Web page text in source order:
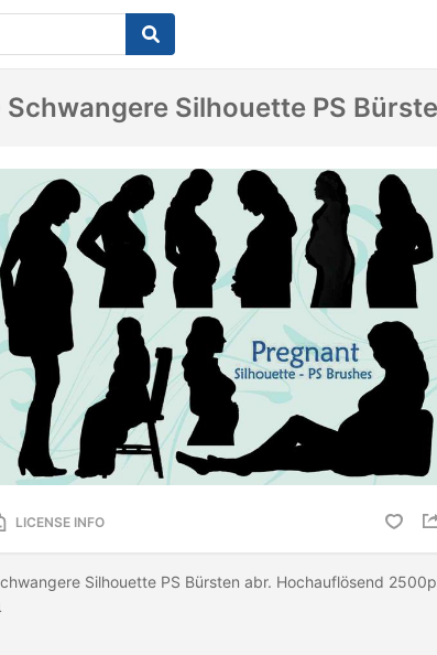
Schwangere Silhouette PS
LICENSE INFO
Silhouette PS Bürsten abr. Hochauflösend